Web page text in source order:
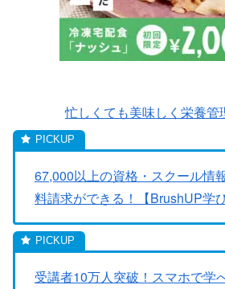
忙しくても美味しく栄養管
67,000以上の資格・スクール情
料請求ができる！【BrushUP学び
受講者10万人突破！スマホで学